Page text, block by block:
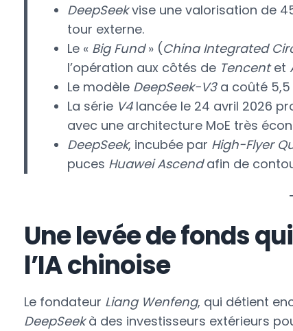
DeepSeekvise une valorisation de
tour externe.
Le « Big Fund» (China Integrated
l’opération aux côtés de Tencentet
Le modèle DeepSeek-V3a coûté 5,5
La série V4lancée le 24 avril 2026
avec une architecture MoE très
DeepSeek, incubée par High-Flyer
puces Huawei Ascendafin de
Une levée de fonds
l’IA chinoise
Le fondateur Liang Wenfeng, qui détient
DeepSeekà des investisseurs extérieurs